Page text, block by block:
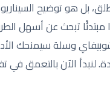
بل هو توضيح
تبحث عن أسهل
وسلة سيمنحك
لنبدأ الآن بالتعمق